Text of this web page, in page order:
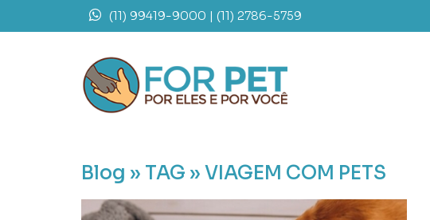
(11) 99419-9000 | (11) 2786-5759
Blog » TAG » VIAGEM COM PETS